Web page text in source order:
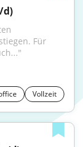
d)
Für
Vollzeit